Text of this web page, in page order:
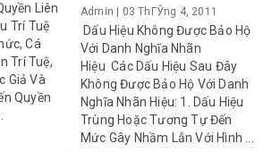
Liên
Trí Tuệ
Cá
Trí Tuệ,
Giả Và
Quyền
Admin 03 ThГЎng 4, 2011
Dấu Hiệu Không Được Bảo Hộ
Với Danh Nghĩa Nhãn
Hiệu Các Dấu Hiệu Sau Đây
Không Được Bảo Hộ Với Danh
Nghĩa Nhãn Hiệu: 1. Dấu Hiệu
Trùng Hoặc Tương Tự Đến
Mức Gây Nhầm Lẫn Với Hình ...